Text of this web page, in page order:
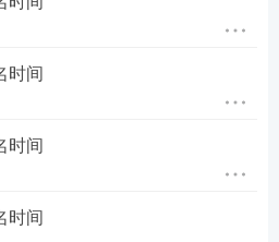
时间
时间
时间